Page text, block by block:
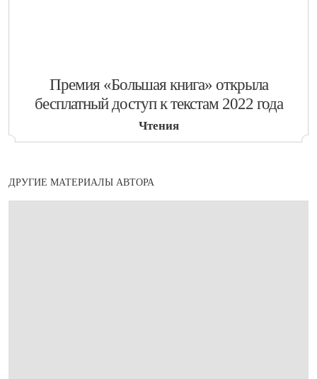
​Премия «Большая книга» открыла
бесплатный доступ к текстам 2022 года
Чтения
ДРУГИЕ МАТЕРИАЛЫ АВТОРА